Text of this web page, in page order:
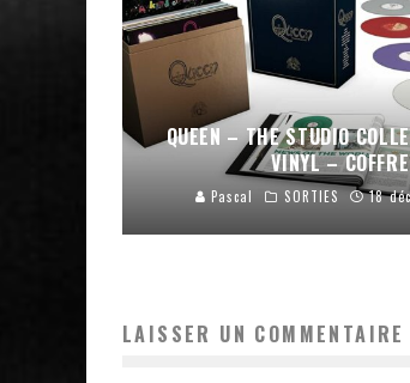
QUEEN – THE STUDIO
VINYL –
Pascal SORTIES 18
LAISSER UN COMMENTAIRE